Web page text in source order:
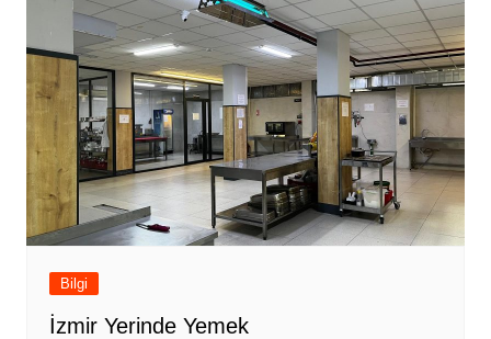
Bilgi
İzmir Yerinde Yemek